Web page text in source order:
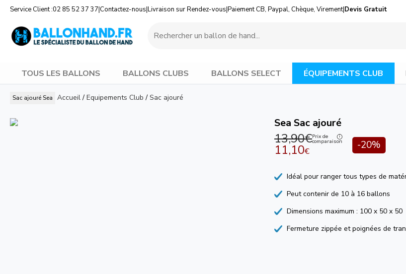
Service Client :02 85 52 37 37|Contactez-nous|Livraison sur Rendez-vous|Paiement CB, Paypal, Chèque, Virement|Devis Gratuit
TOUS LES BALLONS BALLONS CLUBS BALLONS SELECT ÉQUIPEMENTS CLUB
Sac ajouré Sea Accueil/ Equipements Club / Sac ajouré
Sea Sac ajouré
13,90€Prix de
comparaison
11,10€ -20%
Idéal pour ranger tous types de
Peut contenir de 10 à 16 ballons
Dimensions maximum : 100 x 50 x 50
Fermeture zippée et poignées de